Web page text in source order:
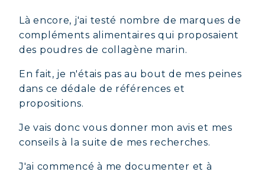
Là encore, j'ai testé nombre de marques de
compléments alimentaires qui proposaient
des poudres de collagène marin.
En fait, je n'étais pas au bout de mes peines
dans ce dédale de références et
propositions.
Je vais donc vous donner mon avis et mes
conseils à la suite de mes recherches.
J'ai commencé à me documenter et à